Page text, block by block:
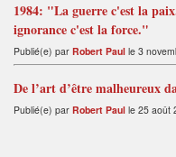
1984: "La guerre c'est la
ignorance c'est la force."
Publié(e) par Robert Paul le 3
De l’art d’être malheureux
Publié(e) par Robert Paul le 25 août